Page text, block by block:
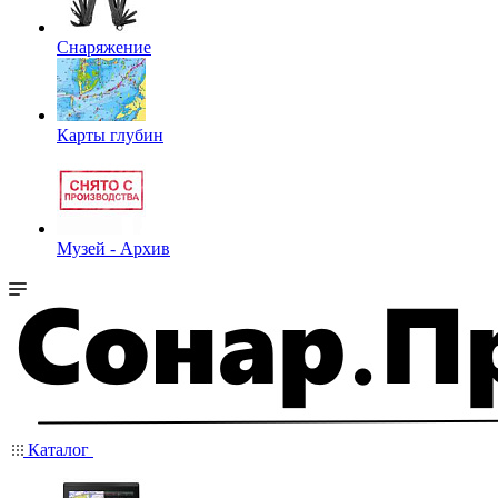
Снаряжение
Карты глубин
Музей - Архив
Каталог